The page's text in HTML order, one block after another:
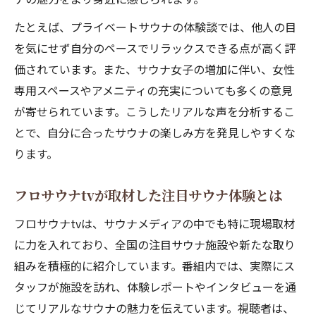
たとえば、プライベートサウナの体験談では、他人の目
を気にせず自分のペースでリラックスできる点が高く評
価されています。また、サウナ女子の増加に伴い、女性
専用スペースやアメニティの充実についても多くの意見
が寄せられています。こうしたリアルな声を分析するこ
とで、自分に合ったサウナの楽しみ方を発見しやすくな
ります。
フロサウナtvが取材した注目サウナ体験とは
フロサウナtvは、サウナメディアの中でも特に現場取材
に力を入れており、全国の注目サウナ施設や新たな取り
組みを積極的に紹介しています。番組内では、実際にス
タッフが施設を訪れ、体験レポートやインタビューを通
じてリアルなサウナの魅力を伝えています。視聴者は、